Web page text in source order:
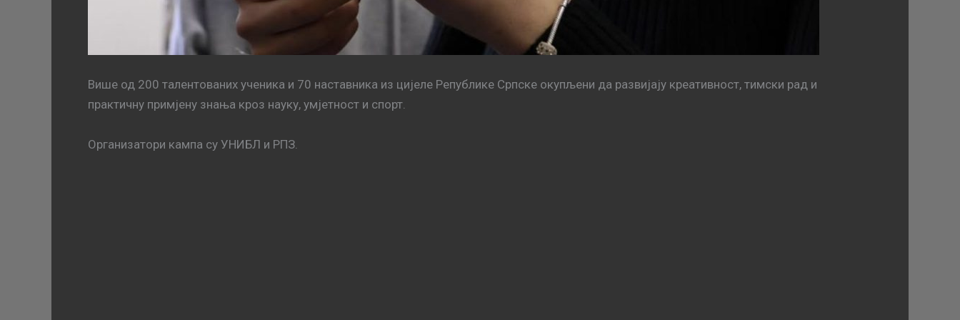
Више од 200 талентованих ученика и 70 наставника из цијеле Републике Српске окупљени да развијају креативност, тимски рад и
практичну примјену знања кроз науку, умјетност и спорт.
Организатори кампа су УНИБЛ и РПЗ.